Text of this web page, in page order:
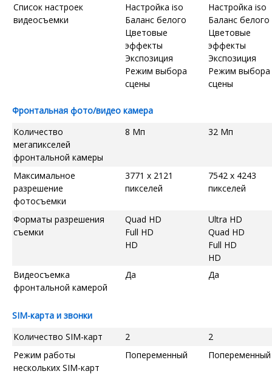
Список настроек
видеосъемки
Настройка iso
Баланс белого
Цветовые
эффекты
Экспозиция
Режим выбора
сцены
Настройка iso
Баланс белого
Цветовые
эффекты
Экспозиция
Режим выбора
сцены
Фронтальная фото/видео камера
Количество
мегапикселей
фронтальной камеры
8 Мп 32 Мп
Максимальное
разрешение
фотосъемки
3771 x 2121
пикселей
7542 x 4243
пикселей
Форматы разрешения
съемки
Quad HD
Full HD
HD
Ultra HD
Quad HD
Full HD
HD
Видеосъемка
фронтальной камерой
Да Да
SIM-карта и звонки
Количество SIM-карт
2
2
Режим работы
нескольких SIM-карт
Попеременный Попеременный